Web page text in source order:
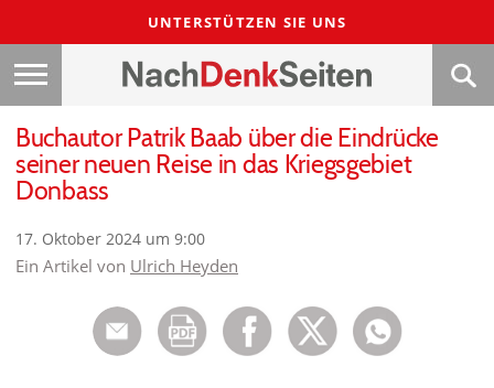
UNTERSTÜTZEN SIE UNS
Buchautor Patrik Baab über die Eindrücke
seiner neuen Reise in das Kriegsgebiet
Donbass
17. Oktober 2024 um 9:00
Ein Artikel von Ulrich Heyden